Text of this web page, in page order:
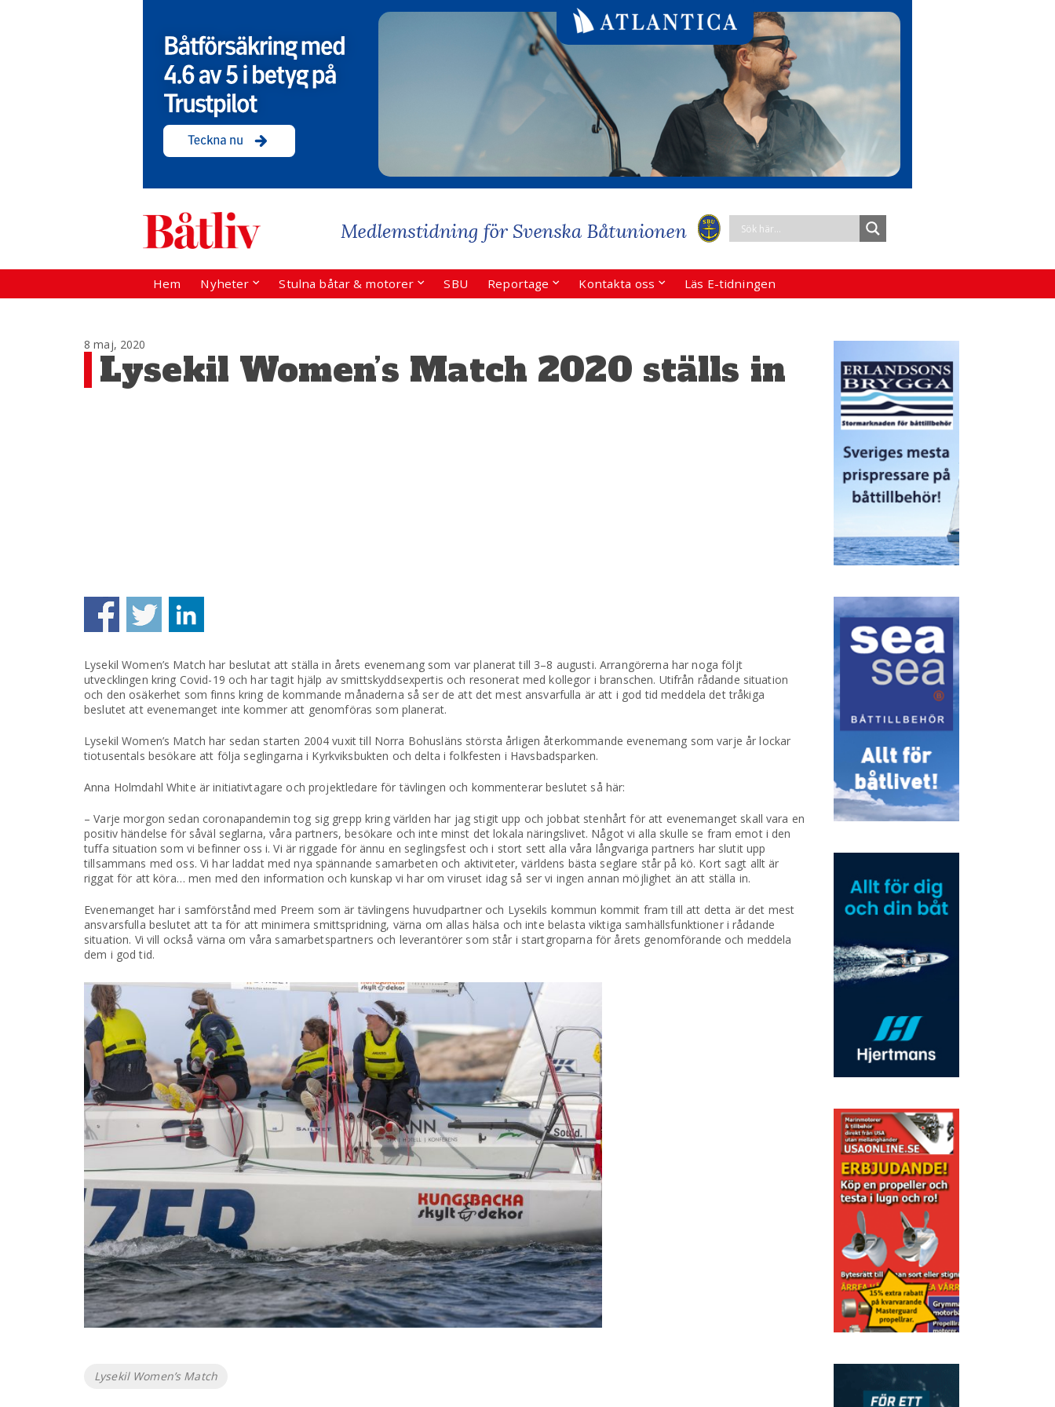
Hem Nyheter Stulna båtar & motorer SBU Reportage Kontakta oss Läs E-tidningen
8 maj, 2020
Lysekil Women’s Match 2020 ställs in
Lysekil Women’s Match har beslutat att ställa in årets evenemang som var planerat till 3–8 augusti. Arrangörerna har noga följt
utvecklingen kring Covid-19 och har tagit hjälp av smittskyddsexpertis och resonerat med kollegor i branschen. Utifrån rådande situation
och den osäkerhet som finns kring de kommande månaderna så ser de att det mest ansvarfulla är att i god tid meddela det tråkiga
beslutet att evenemanget inte kommer att genomföras som planerat.
Lysekil Women’s Match har sedan starten 2004 vuxit till Norra Bohusläns största årligen återkommande evenemang som varje år lockar
tiotusentals besökare att följa seglingarna i Kyrkviksbukten och delta i folkfesten i Havsbadsparken.
Anna Holmdahl White är initiativtagare och projektledare för tävlingen och kommenterar beslutet så här:
– Varje morgon sedan coronapandemin tog sig grepp kring världen har jag stigit upp och jobbat stenhårt för att evenemanget skall vara en
positiv händelse för såväl seglarna, våra partners, besökare och inte minst det lokala näringslivet. Något vi alla skulle se fram emot i den
tuffa situation som vi befinner oss i. Vi är riggade för ännu en seglingsfest och i stort sett alla våra långvariga partners har slutit upp
tillsammans med oss. Vi har laddat med nya spännande samarbeten och aktiviteter, världens bästa seglare står på kö. Kort sagt allt är
riggat för att köra… men med den information och kunskap vi har om viruset idag så ser vi ingen annan möjlighet än att ställa in.
Evenemanget har i samförstånd med Preem som är tävlingens huvudpartner och Lysekils kommun kommit fram till att detta är det mest
ansvarsfulla beslutet att ta för att minimera smittspridning, värna om allas hälsa och inte belasta viktiga samhällsfunktioner i rådande
situation. Vi vill också värna om våra samarbetspartners och leverantörer som står i startgroparna för årets genomförande och meddela
dem i god tid.
Etiketter
Lysekil Women’s Match